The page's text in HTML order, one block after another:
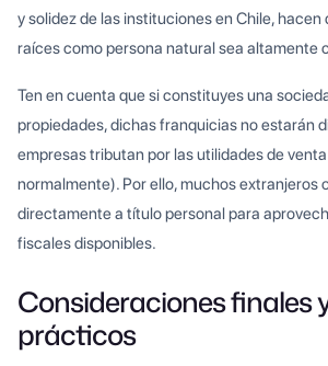
y solidez de las instituciones en Chile,
raíces como persona natural sea altamente
Ten en cuenta que si constituyes una
propiedades, dichas franquicias no estarán
empresas tributan por las utilidades de
normalmente). Por ello, muchos extranjeros
directamente a título personal para
fiscales disponibles.
Consideraciones finales
prácticos